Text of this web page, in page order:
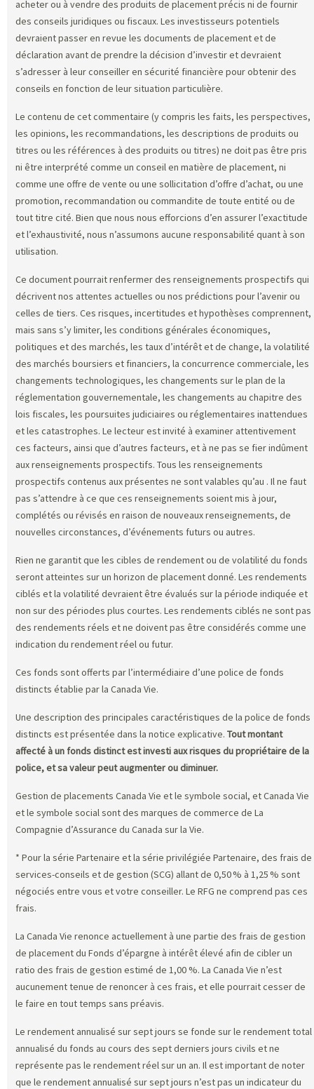
acheter ou à vendre des produits de placement précis ni de fournir
des conseils juridiques ou fiscaux. Les investisseurs potentiels
devraient passer en revue les documents de placement et de
déclaration avant de prendre la décision d’investir et devraient
s’adresser à leur conseiller en sécurité financière pour obtenir des
conseils en fonction de leur situation particulière.
Le contenu de cet commentaire (y compris les faits, les perspectives,
les opinions, les recommandations, les descriptions de produits ou
titres ou les références à des produits ou titres) ne doit pas être pris
ni être interprété comme un conseil en matière de placement, ni
comme une offre de vente ou une sollicitation d’offre d’achat, ou une
promotion, recommandation ou commandite de toute entité ou de
tout titre cité. Bien que nous nous efforcions d’en assurer l’exactitude
et l’exhaustivité, nous n’assumons aucune responsabilité quant à son
utilisation.
Ce document pourrait renfermer des renseignements prospectifs qui
décrivent nos attentes actuelles ou nos prédictions pour l’avenir ou
celles de tiers. Ces risques, incertitudes et hypothèses comprennent,
mais sans s’y limiter, les conditions générales économiques,
politiques et des marchés, les taux d’intérêt et de change, la volatilité
des marchés boursiers et financiers, la concurrence commerciale, les
changements technologiques, les changements sur le plan de la
réglementation gouvernementale, les changements au chapitre des
lois fiscales, les poursuites judiciaires ou réglementaires inattendues
et les catastrophes. Le lecteur est invité à examiner attentivement
ces facteurs, ainsi que d’autres facteurs, et à ne pas se fier indûment
aux renseignements prospectifs. Tous les renseignements
prospectifs contenus aux présentes ne sont valables qu’au . Il ne faut
pas s’attendre à ce que ces renseignements soient mis à jour,
complétés ou révisés en raison de nouveaux renseignements, de
nouvelles circonstances, d’événements futurs ou autres.
Rien ne garantit que les cibles de rendement ou de volatilité du fonds
seront atteintes sur un horizon de placement donné. Les rendements
ciblés et la volatilité devraient être évalués sur la période indiquée et
non sur des périodes plus courtes. Les rendements ciblés ne sont pas
des rendements réels et ne doivent pas être considérés comme une
indication du rendement réel ou futur.
Ces fonds sont offerts par l’intermédiaire d’une police de fonds
distincts établie par la Canada Vie.
Une description des principales caractéristiques de la police de fonds
distincts est présentée dans la notice explicative. Tout montant
affecté à un fonds distinct est investi aux risques du propriétaire de la
police, et sa valeur peut augmenter ou diminuer.
Gestion de placements Canada Vie et le symbole social, et Canada Vie
et le symbole social sont des marques de commerce de La
Compagnie d’Assurance du Canada sur la Vie.
* Pour la série Partenaire et la série privilégiée Partenaire, des frais de
services-conseils et de gestion (SCG) allant de 0,50 % à 1,25 % sont
négociés entre vous et votre conseiller. Le RFG ne comprend pas ces
frais.
La Canada Vie renonce actuellement à une partie des frais de gestion
de placement du Fonds d’épargne à intérêt élevé afin de cibler un
ratio des frais de gestion estimé de 1,00 %. La Canada Vie n’est
aucunement tenue de renoncer à ces frais, et elle pourrait cesser de
le faire en tout temps sans préavis.
Le rendement annualisé sur sept jours se fonde sur le rendement total
annualisé du fonds au cours des sept derniers jours civils et ne
représente pas le rendement réel sur un an. Il est important de noter
que le rendement annualisé sur sept jours n’est pas un indicateur du